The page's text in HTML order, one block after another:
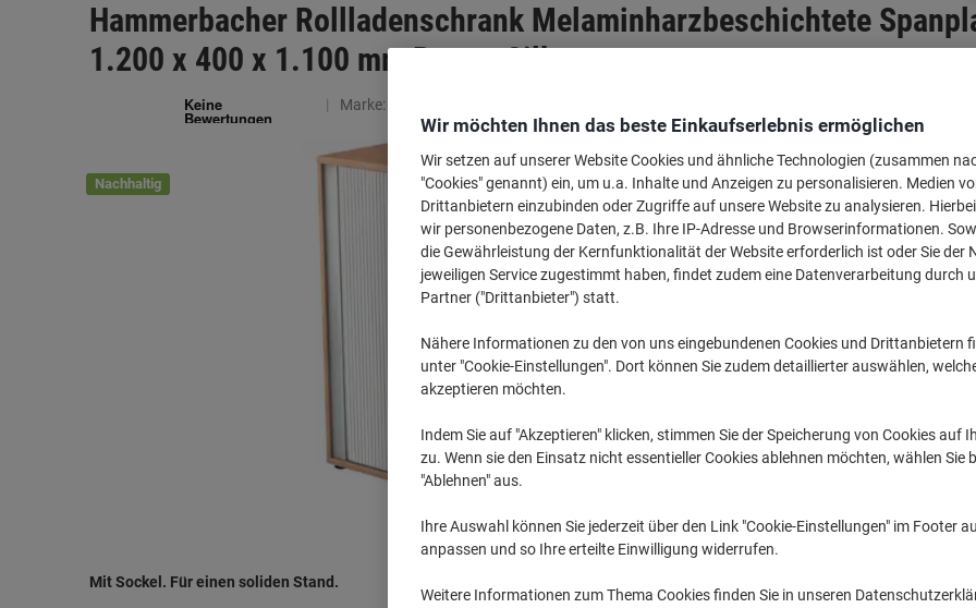
Hammerbacher Rollladenschrank Melaminharzbeschichtete
1.200 x 400 x 1.100 mm Braun, Silber
Marke:
Nachhaltig
Mit Sockel. Für einen soliden Stand.
€
Wir möchten Ihnen das beste Einkaufserlebnis ermöglichen
Wir setzen auf unserer Website Cookies und ähnliche Technologien (zusammen
"Cookies" genannt) ein, um u.a. Inhalte und Anzeigen zu personalisieren. Medien
Drittanbietern einzubinden oder Zugriffe auf unsere Website zu analysieren.
wir personenbezogene Daten, z.B. Ihre IP-Adresse und Browserinformationen.
die Gewährleistung der Kernfunktionalität der Website erforderlich ist oder Sie der
jeweiligen Service zugestimmt haben, findet zudem eine Datenverarbeitung durch
Partner ("Drittanbieter") statt.
Nähere Informationen zu den von uns eingebundenen Cookies und Drittanbietern
unter "Cookie-Einstellungen". Dort können Sie zudem detaillierter auswählen,
akzeptieren möchten.
Indem Sie auf "Akzeptieren" klicken, stimmen Sie der Speicherung von Cookies auf
zu. Wenn sie den Einsatz nicht essentieller Cookies ablehnen möchten, wählen Sie
"Ablehnen" aus.
Ihre Auswahl können Sie jederzeit über den Link "Cookie-Einstellungen" im Footer
anpassen und so Ihre erteilte Einwilligung widerrufen.
Weitere Informationen zum Thema Cookies finden Sie in unseren